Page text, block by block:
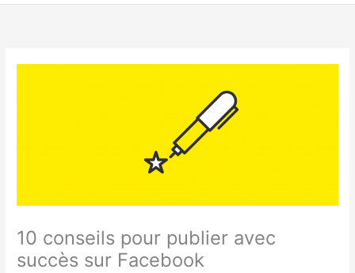
10 conseils pour publier avec
succès sur Facebook